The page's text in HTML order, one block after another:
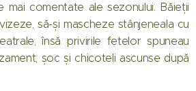
mai comentate ale sezonului. Băieții
să-și mascheze stânjeneala cu
însă privirile fetelor spuneau
șoc și chicoteli ascunse după